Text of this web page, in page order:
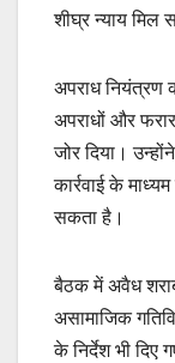
शीघ्र न्याय मिल
अपराध नियंत्रण
अपराधों और
जोर दिया।
कार्रवाई के
सकता है।
बैठक में अवैध
असामाजिक
के निर्देश भी